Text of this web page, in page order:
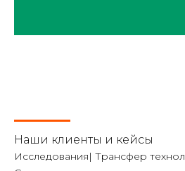
Наши клиенты и кейсы
Исследования| Трансфер